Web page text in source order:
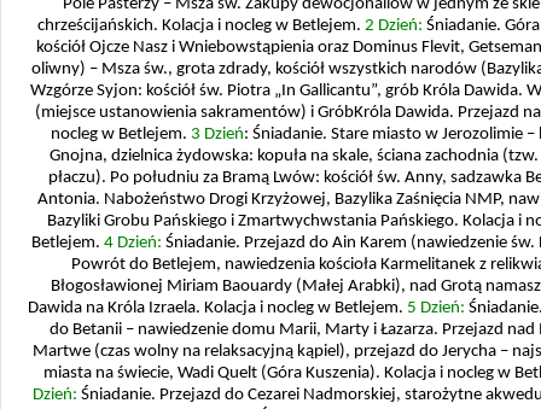
Pole Pasterzy – Msza św. Zakupy dewocjonaliów w jednym ze
chrześcijańskich. Kolacja i nocleg w Betlejem. 2 Dzień: Śniadanie.
kościół Ojcze Nasz i Wniebowstąpienia oraz Dominus Flevit,
oliwny) – Msza św., grota zdrady, kościół wszystkich narodów
Wzgórze Syjon: kościół św. Piotra „In Gallicantu”, grób Króla Dawida.
(miejsce ustanowienia sakramentów) i GróbKróla Dawida. Przejazd
nocleg w Betlejem. 3 Dzień: Śniadanie. Stare miasto w Jerozolimie –
Gnojna, dzielnica żydowska: kopuła na skale, ściana zachodnia (tzw.
płaczu). Po południu za Bramą Lwów: kościół św. Anny, sadzawka
Antonia. Nabożeństwo Drogi Krzyżowej, Bazylika Zaśnięcia NMP,
Bazyliki Grobu Pańskiego i Zmartwychwstania Pańskiego. Kolacja i
Betlejem. 4 Dzień: Śniadanie. Przejazd do Ain Karem (nawiedzenie św.
Powrót do Betlejem, nawiedzenia kościoła Karmelitanek z
Błogosławionej Miriam Baouardy (Małej Arabki), nad Grotą
Dawida na Króla Izraela. Kolacja i nocleg w Betlejem. 5 Dzień:
do Betanii – nawiedzenie domu Marii, Marty i Łazarza. Przejazd nad
Martwe (czas wolny na relaksacyjną kąpiel), przejazd do Jerycha –
miasta na świecie, Wadi Quelt (Góra Kuszenia). Kolacja i nocleg w
Dzień: Śniadanie. Przejazd do Cezarei Nadmorskiej, starożytne